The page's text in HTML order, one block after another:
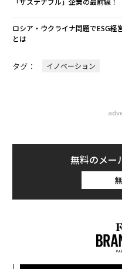
ロシア・ウクライナ問題でESG
とは
タグ： イノベーション
無料のメー